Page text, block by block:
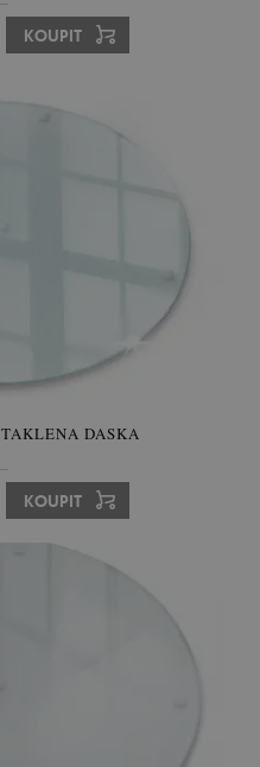
KOUPIT
DASKA
KOUPIT